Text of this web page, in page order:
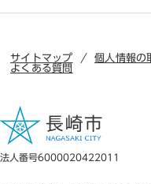
サイトマップ 個人情報の
よくある質問
法人番号6000020422011